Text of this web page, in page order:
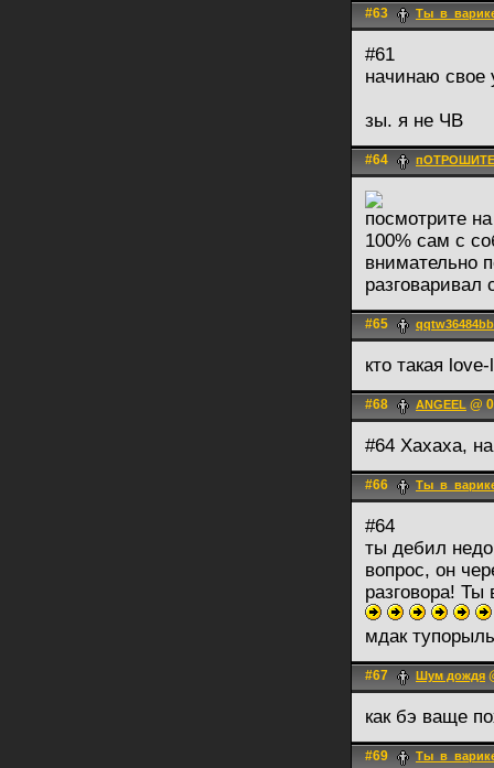
#63
#61
начинаю свое
зы. я не ЧВ
#64
посмотрите
100% сам с
внимательно
разговаривал
#65 qqtw36484bb
кто такая
#68 ANGEEL @
#64 Хахаха,
#66
#64
ты дебил
вопрос, он
разговора!
мдак
#67 Шум дождя
как бэ ваще
#69